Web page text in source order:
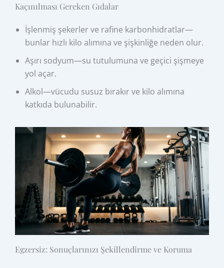
Kaçınılması Gereken Gıdalar
İşlenmiş şekerler ve rafine karbonhidratlar—
bunlar hızlı kilo alımına ve şişkinliğe neden olur.
Aşırı sodyum—su tutulumuna ve geçici şişmeye
yol açar.
Alkol—vücudu susuz bırakır ve kilo alımına
katkıda bulunabilir.
Egzersiz: Sonuçlarınızı Şekillendirme ve Koruma